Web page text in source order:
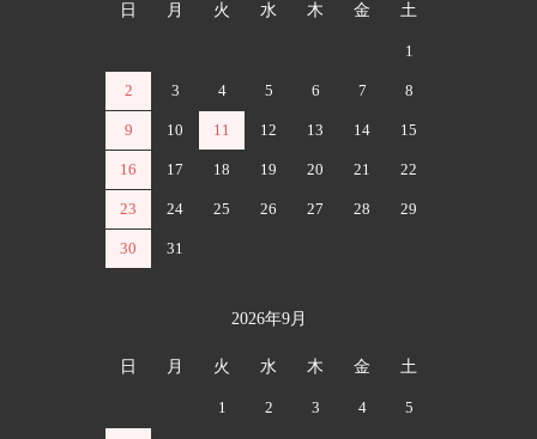
日 月 火 水 木 金 土
1
2 3 4 5 6 7 8
9 10 11 12 13 14 15
16 17 18 19 20 21 22
23 24 25 26 27 28 29
30 31
2026年9月
日 月 火 水 木 金 土
1 2 3 4 5